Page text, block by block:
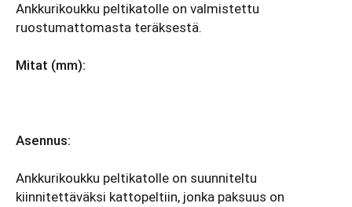
Ankkurikoukku peltikatolle on valmistettu
ruostumattomasta teräksestä.
Mitat (mm):
Asennus:
Ankkurikoukku peltikatolle on suunniteltu
kiinnitettäväksi kattopeltiin, jonka paksuus on